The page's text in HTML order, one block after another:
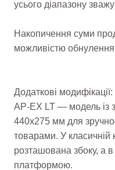
усього діапазону
Накопичення суми
можливістю
Додаткові модифікації:
AP-EX LT — модель
440х275 мм для
товарами. У класичній
розташована збоку, а
платформою.